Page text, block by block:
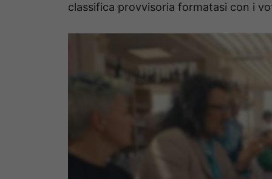
classifica provvisoria formatasi con i